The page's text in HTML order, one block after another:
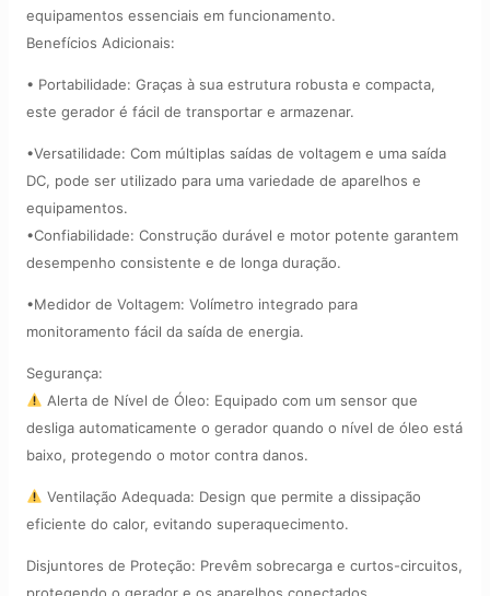
equipamentos essenciais em funcionamento.
Benefícios Adicionais:
• Portabilidade: Graças à sua estrutura robusta e compacta,
este gerador é fácil de transportar e armazenar.
•Versatilidade: Com múltiplas saídas de voltagem e uma saída
DC, pode ser utilizado para uma variedade de aparelhos e
equipamentos.
•Confiabilidade: Construção durável e motor potente garantem
desempenho consistente e de longa duração.
•Medidor de Voltagem: Volímetro integrado para
monitoramento fácil da saída de energia.
Segurança:
Alerta de Nível de Óleo: Equipado com um sensor que
desliga automaticamente o gerador quando o nível de óleo está
baixo, protegendo o motor contra danos.
Ventilação Adequada: Design que permite a dissipação
eficiente do calor, evitando superaquecimento.
Disjuntores de Proteção: Prevêm sobrecarga e curtos-circuitos,